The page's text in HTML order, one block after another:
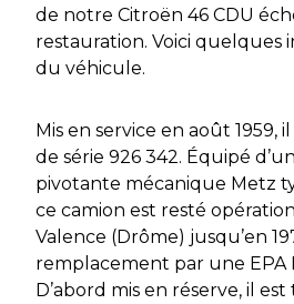
de notre Citroën 46 CDU
restauration. Voici quelques
du véhicule.
Mis en service en août 1959,
de série 926 342. Équipé
pivotante mécanique Metz
ce camion est resté
Valence (Drôme) jusqu’en
remplacement par une EPA
D’abord mis en réserve, il